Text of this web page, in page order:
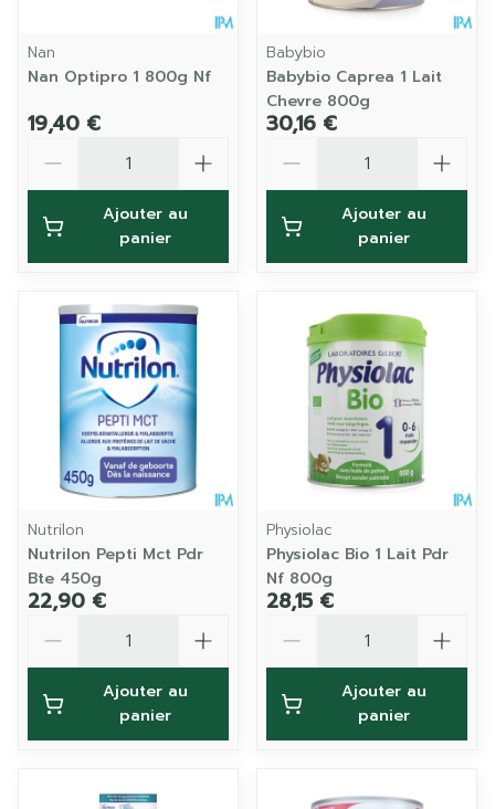
Nan
Nan Optipro 1 800g Nf
19,40 €
Ajouter au
panier
Babybio
Babybio Caprea 1 Lait
Chevre 800g
30,16 €
Ajouter au
panier
Nutrilon
Nutrilon Pepti Mct Pdr
Bte 450g
22,90 €
Ajouter au
panier
Physiolac
Physiolac Bio 1 Lait Pdr
Nf 800g
28,15 €
Ajouter au
panier